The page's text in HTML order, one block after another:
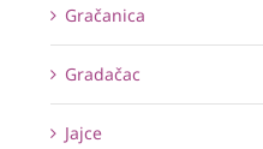
Gračanica
Gradačac
Jajce